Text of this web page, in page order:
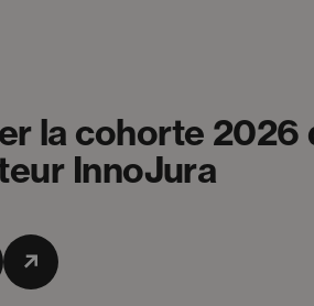
la cohorte 2026
InnoJura